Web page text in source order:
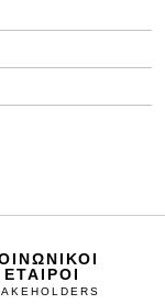
ΕΤΑΙΡΟΙ